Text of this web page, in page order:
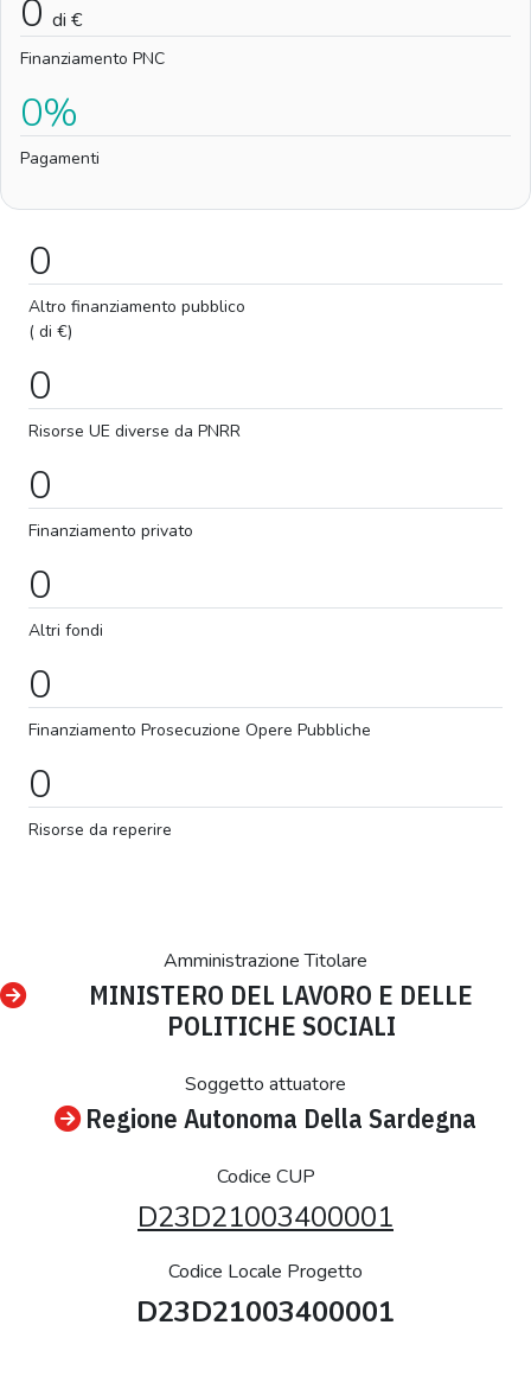
0 di €
Finanziamento PNC
0%
Pagamenti
0
Altro finanziamento pubblico
( di €)
0
Risorse UE diverse da PNRR
0
Finanziamento privato
0
Altri fondi
0
Finanziamento Prosecuzione Opere Pubbliche
0
Risorse da reperire
Amministrazione Titolare
MINISTERO DEL LAVORO E DELLE
POLITICHE SOCIALI
Soggetto attuatore
Regione Autonoma Della Sardegna
Codice CUP
D23D21003400001
Codice Locale Progetto
D23D21003400001